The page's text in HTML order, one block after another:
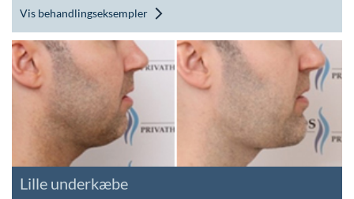
Vis behandlingseksempler
Lille underkæbe